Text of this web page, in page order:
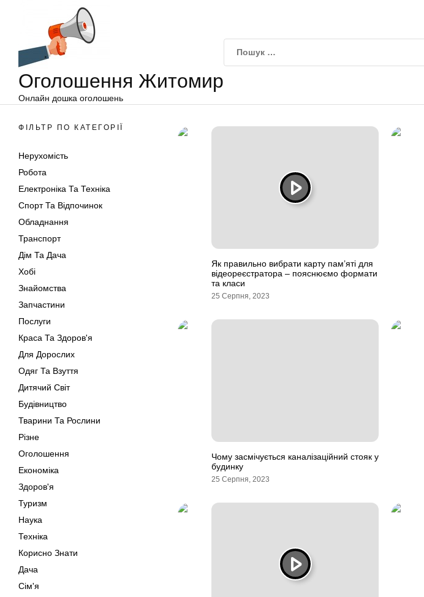
Оголошення Житомир
Онлайн дошка оголошень
ФІЛЬТР ПО КАТЕГОРІЇ
Нерухомість
Робота
Електроніка Та Техніка
Спорт Та Відпочинок
Обладнання
Транспорт
Дім Та Дача
Хобі
Знайомства
Запчастини
Послуги
Краса Та Здоров'я
Для Дорослих
Одяг Та Взуття
Дитячий Світ
Будівництво
Тварини Та Рослини
Різне
Оголошення
Економіка
Здоров'я
Туризм
Наука
Техніка
Корисно Знати
Дача
Сім'я
Як правильно вибрати карту пам’яті для
відеореєстратора – пояснюємо формати
та класи
25 Серпня, 2023
Чому засмічується каналізаційний стояк у
будинку
25 Серпня, 2023